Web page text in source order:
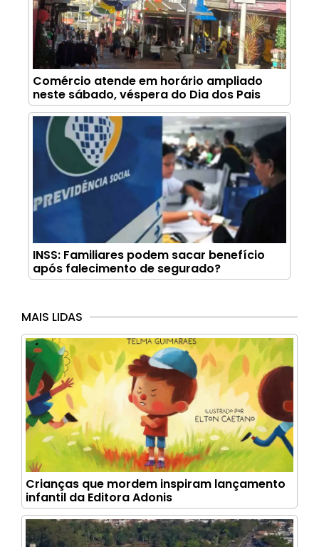
Comércio atende em horário ampliado
neste sábado, véspera do Dia dos Pais
INSS: Familiares podem sacar benefício
após falecimento de segurado?
MAIS LIDAS
Crianças que mordem inspiram lançamento
infantil da Editora Adonis